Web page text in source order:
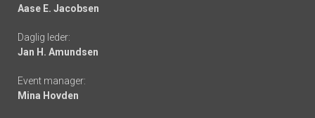
-
links
Aase E. Jacobsen
Daglig leder:
Jan H. Amundsen
Event manager:
Mina Hovden